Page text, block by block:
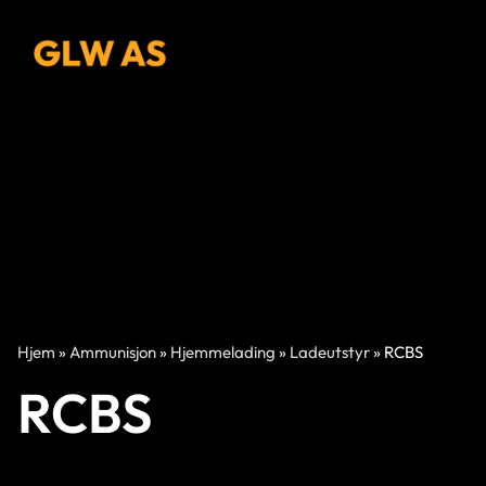
Hjem »Ammunisjon» Hjemmelading » Ladeutstyr» RCBS
RCBS